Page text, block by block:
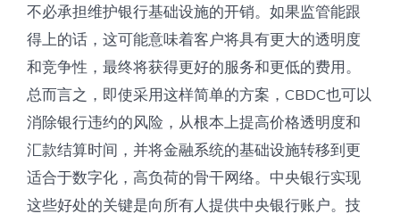
不必承担维护银行基础设施的开销。如果监管能跟
得上的话，这可能意味着客户将具有更大的透明度
和竞争性，最终将获得更好的服务和更低的费用。
总而言之，即使采用这样简单的方案，CBDC也可以
消除银行违约的风险，从根本上提高价格透明度和
汇款结算时间，并将金融系统的基础设施转移到更
适合于数字化，高负荷的骨干网络。中央银行实现
这些好处的关键是向所有人提供中央银行账户。技